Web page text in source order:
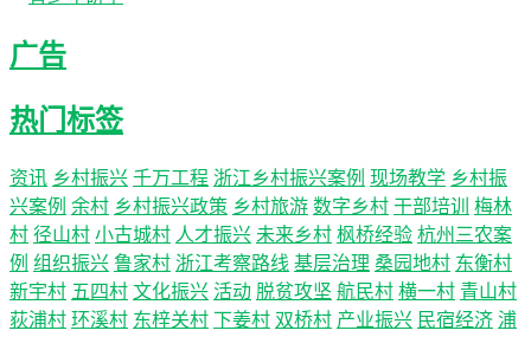
广告
热门标签
资讯 乡村振兴 千万工程 浙江乡村振兴案例 现场教学 乡村振
兴案例 余村 乡村振兴政策 乡村旅游 数字乡村 干部培训
梅林
村 径山村 小古城村 人才振兴 未来乡村 枫桥经验 杭州三农案
例 组织振兴 鲁家村 浙江考察路线 基层治理 桑园地村 东衡村
新宇村 五四村 文化振兴 活动 脱贫攻坚 航民村 横一村 青山村
荻浦村 环溪村 东梓关村 下姜村 双桥村 产业振兴 民宿经济 浦